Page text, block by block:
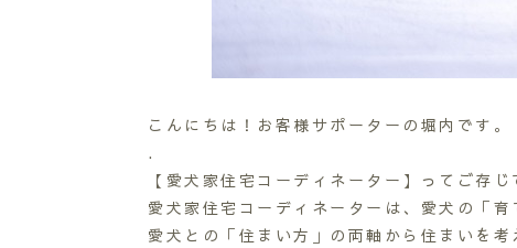
こんにちは！お客様サポーターの堀内です。
.
【愛犬家住宅コーディネーター】ってご存じ
愛犬家住宅コーディネーターは、愛犬の「育
愛犬との「住まい方」の両軸から住まいを